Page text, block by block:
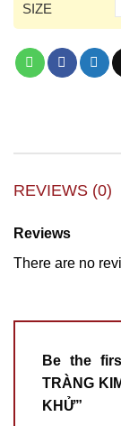
SIZE
REVIEWS (0)
Reviews
There are no
Be the
TRÀNG
KHỬ”